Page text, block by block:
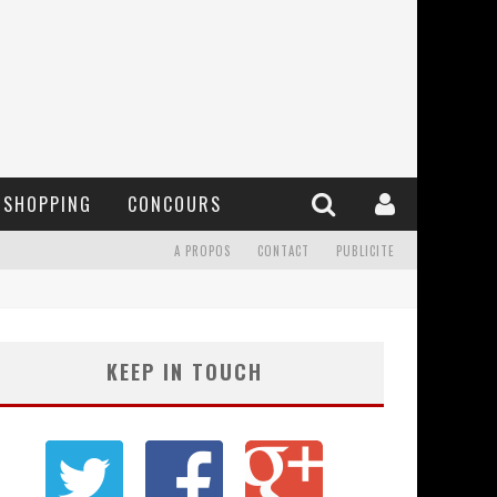
SHOPPING CONCOURS
A PROPOS CONTACT PUBLICITE
KEEP IN TOUCH